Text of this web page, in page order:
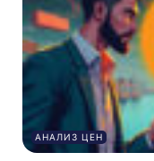
АНАЛИЗ ЦЕН